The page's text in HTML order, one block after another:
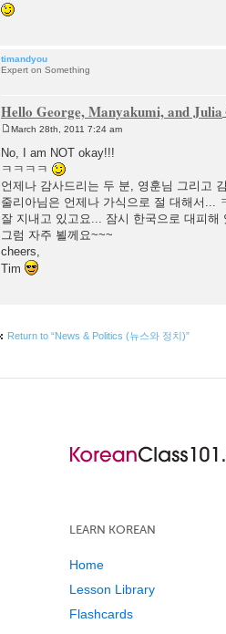
timandyou
Expert on Something
Hello George, Manyakumi, and Julia
s
March 28th, 2011 7:24 am
No, I am NOT okay!!!
ㅋㅋㅋㅋ
언제나 감사드리는 두 분, 영훈님 그리고
줄리아님은 언제나 가식으로 절 대해서...
잘 지내고 있고요... 잠시 한국으로 대피해
그럼 자주 뵐께요~~~
cheers,
Tim
Return to “News & Politics (뉴스와 정치)”
LEARN KOREAN
Home
Lesson Library
Flashcards